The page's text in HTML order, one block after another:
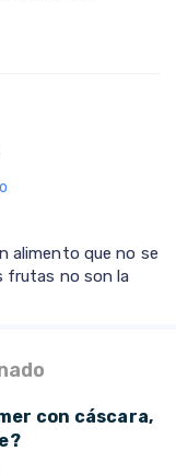
alimento que no se
frutas no son la
con cáscara,